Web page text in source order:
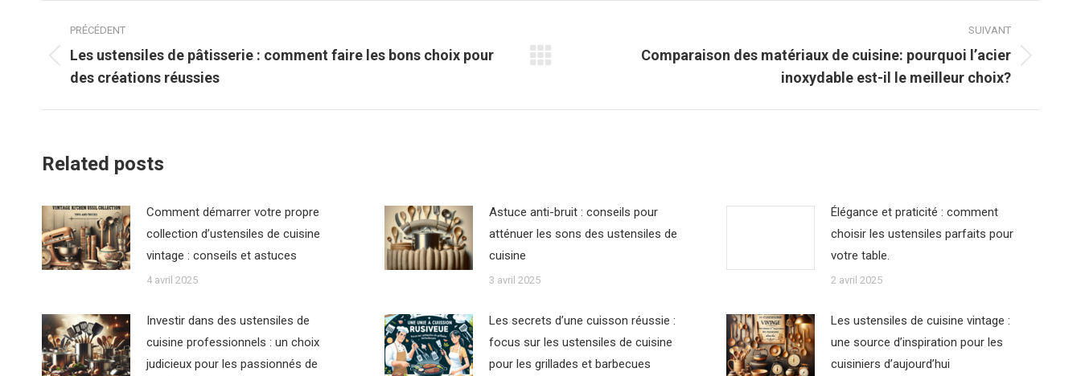
Navigation
article
PRÉCÉDENT
Article
précédent
:
Les ustensiles de pâtisserie : comment faire les bons choix pour
des créations réussies
SUIVANT
:
Comparaison des matériaux de cuisine: pourquoi l’acier
inoxydable est-il le meilleur choix?
Related posts
Comment démarrer votre propre
collection d’ustensiles de cuisine
vintage : conseils et astuces
4 avril 2025
Astuce anti-bruit : conseils pour
atténuer les sons des ustensiles de
cuisine
3 avril 2025
Élégance et praticité : comment
choisir les ustensiles parfaits pour
votre table.
2 avril 2025
Investir dans des ustensiles de
cuisine professionnels : un choix
judicieux pour les passionnés de
Les secrets d’une cuisson réussie :
focus sur les ustensiles de cuisine
pour les grillades et barbecues
Les ustensiles de cuisine vintage :
une source d’inspiration pour les
cuisiniers d’aujourd’hui